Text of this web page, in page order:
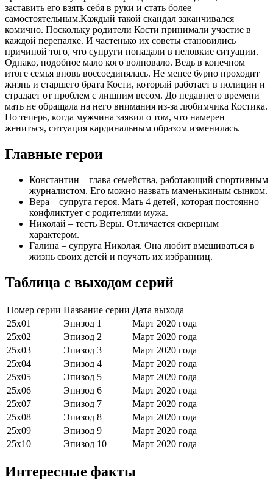
заставить его взять себя в руки и стать более
самостоятельным.Каждый такой скандал заканчивался
комично. Поскольку родители Кости принимали участие в
каждой перепалке. И частенько их советы становились
причиной того, что супруги попадали в неловкие ситуации.
Однако, подобное мало кого волновало. Ведь в конечном
итоге семья вновь воссоединялась. Не менее бурно проходит
жизнь и старшего брата Кости, который работает в полиции и
страдает от проблем с лишним весом. До недавнего времени
мать не обращала на него внимания из-за любимчика Костика.
Но теперь, когда мужчина заявил о том, что намерен
жениться, ситуация кардинальным образом изменилась.
Главные герои
Константин – глава семейства, работающий спортивным
журналистом. Его можно назвать маменькиным сынком.
Вера – супруга героя. Мать 4 детей, которая постоянно
конфликтует с родителями мужа.
Николай – тесть Веры. Отличается скверным
характером.
Галина – супруга Николая. Она любит вмешиваться в
жизнь своих детей и поучать их избранниц.
Таблица с выходом серий
Номер серии Название серии Дата выхода
25х01
Эпизод 1
Март 2020 года
25х02
Эпизод 2
Март 2020 года
25х03
Эпизод 3
Март 2020 года
25х04
Эпизод 4
Март 2020 года
25х05
Эпизод 5
Март 2020 года
25х06
Эпизод 6
Март 2020 года
25х07
Эпизод 7
Март 2020 года
25х08
Эпизод 8
Март 2020 года
25х09
Эпизод 9
Март 2020 года
25х10
Эпизод 10 Март 2020 года
Интересные факты